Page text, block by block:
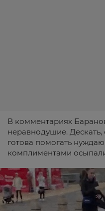
В комментариях
неравнодушие.
готова помогать
комплиментами